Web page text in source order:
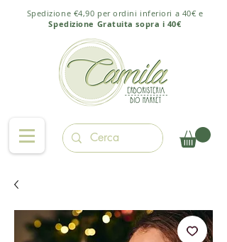
Spedizione €4,90 per ordini inferiori a 40€ e
Spedizione Gratuita sopra i 40€